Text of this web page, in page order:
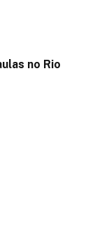
no Rio